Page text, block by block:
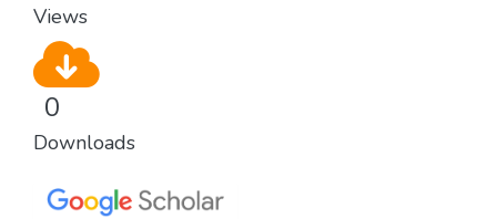
Views
0
Downloads